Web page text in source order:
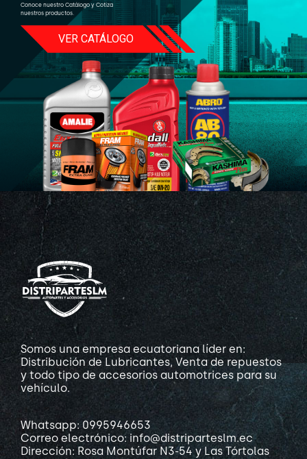
Conoce nuestro Catálogo y Cotiza
nuestros productos.
VER CATÁLOGO
Somos una empresa ecuatoriana líder en:
Distribución de Lubricantes, Venta de repuestos
y todo tipo de accesorios automotrices para su
vehículo.
Whatsapp: 0995946653
Correo electrónico: info@distriparteslm.ec
Dirección: Rosa Montúfar N3-54 y Las Tórtolas